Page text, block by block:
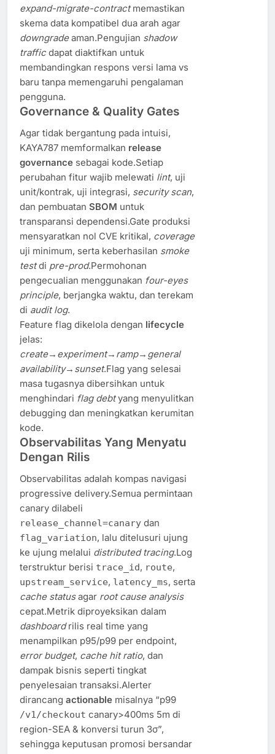
expand-migrate-contractmemastikan
skema data kompatibel dua arah agar
downgradeaman.Pengujian shadow
trafficdapat diaktifkan untuk
membandingkan respons versi lama vs
baru tanpa memengaruhi pengalaman
pengguna.
Governance & Quality Gates
Agar tidak bergantung pada intuisi,
KAYA787 memformalkan release
governance sebagai kode.Setiap
perubahan fitur wajib melewati lint, uji
unit/kontrak, uji integrasi, security scan,
dan pembuatan SBOM untuk
transparansi dependensi.Gate produksi
mensyaratkan nol CVE kritikal, coverage
uji minimum, serta keberhasilan smoke
testdi pre-prod.Permohonan
pengecualian menggunakan four-eyes
principle, berjangka waktu, dan terekam
di audit log.
Feature flag dikelola dengan lifecycle
jelas:
create→experiment→ramp→general
availability→sunset.Flag yang selesai
masa tugasnya dibersihkan untuk
menghindari flag debtyang menyulitkan
debugging dan meningkatkan kerumitan
kode.
Observabilitas Yang Menyatu
Dengan Rilis
Observabilitas adalah kompas navigasi
progressive delivery.Semua permintaan
canary dilabeli
release_channel=canary dan
flag_variation, lalu ditelusuri ujung
ke ujung melalui distributed tracing.Log
terstruktur berisi trace_id, route,
upstream_service, latency_ms, serta
cache statusagar root cause analysis
cepat.Metrik diproyeksikan dalam
dashboardrilis real time yang
menampilkan p95/p99 per endpoint,
error budget, cache hit ratio, dan
dampak bisnis seperti tingkat
penyelesaian transaksi.Alerter
dirancang actionable misalnya “p99
/v1/checkout canary>400ms 5m di
region-SEA & konversi turun 3σ”,
sehingga keputusan promosi bersandar